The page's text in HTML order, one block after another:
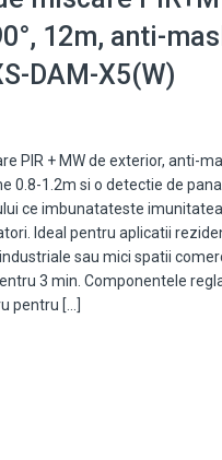
12m, anti-
DAM-X5(W)
PIR + MW de exterior, anti-
0.8-1.2m si o detectie de
ce imbunatateste
Ideal pentru aplicatii
sau mici spatii
3 min. Componentele
pentru […]